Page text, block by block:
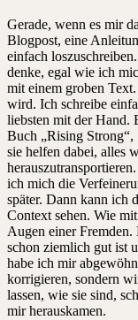
Gerade, wenn es mir
Blogpost, eine
einfach
denke, egal wie ich
mit einem groben
wird. Ich schreibe
liebsten mit der Hand.
Buch „Rising
sie helfen dabei, alles
ich mich die
später. Dann kann ich
Context sehen. Wie
Augen einer Fremden.
schon ziemlich gut ist
habe ich mir
korrigieren, sondern
lassen, wie sie sind,
mir herauskamen.